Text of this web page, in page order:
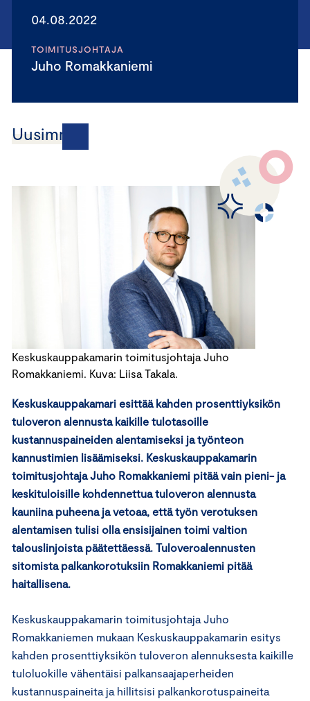
04.08.2022
TOIMITUSJOHTAJA
Juho Romakkaniemi
Uusimmat
Keskuskauppakamarin toimitusjohtaja Juho
Romakkaniemi. Kuva: Liisa Takala.
Keskuskauppakamari esittää kahden prosenttiyksikön
tuloveron alennusta kaikille tulotasoille
kustannuspaineiden alentamiseksi ja työnteon
kannustimien lisäämiseksi. Keskuskauppakamarin
toimitusjohtaja Juho Romakkaniemi pitää vain pieni- ja
keskituloisille kohdennettua tuloveron alennusta
kauniina puheena ja vetoaa, että työn verotuksen
alentamisen tulisi olla ensisijainen toimi valtion
talouslinjoista päätettäessä. Tuloveroalennusten
sitomista palkankorotuksiin Romakkaniemi pitää
haitallisena.
Keskuskauppakamarin toimitusjohtaja Juho
Romakkaniemen mukaan Keskuskauppakamarin esitys
kahden prosenttiyksikön tuloveron alennuksesta kaikille
tuloluokille vähentäisi palkansaajaperheiden
kustannuspaineita ja hillitsisi palkankorotuspaineita